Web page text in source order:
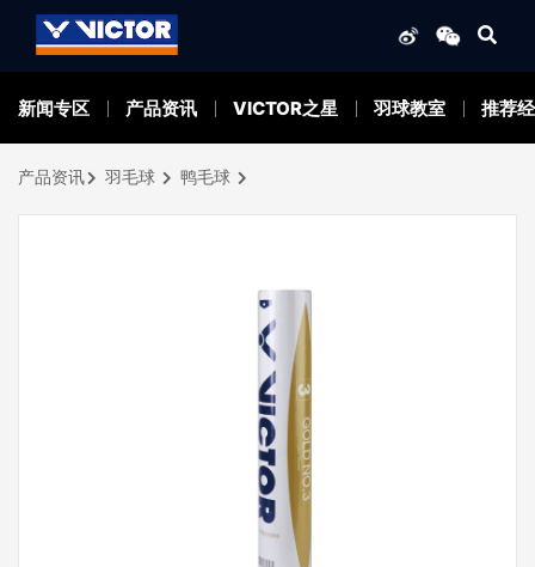
新闻专区 产品资讯 VICTOR之星 羽球教室 推荐
产品资讯 羽毛球 鸭毛球